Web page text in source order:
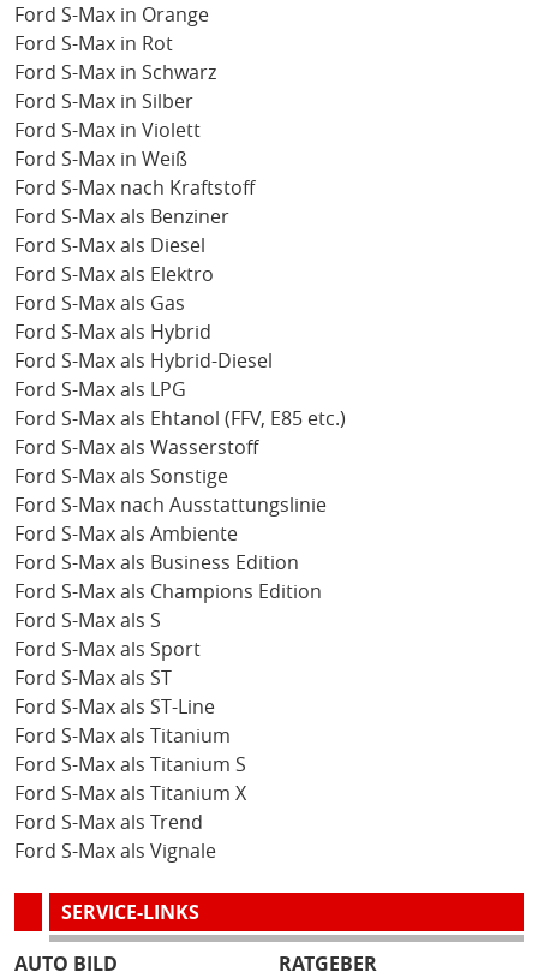
Ford S-Max in Orange
Ford S-Max in Rot
Ford S-Max in Schwarz
Ford S-Max in Silber
Ford S-Max in Violett
Ford S-Max in Weiß
Ford S-Max nach Kraftstoff
Ford S-Max als Benziner
Ford S-Max als Diesel
Ford S-Max als Elektro
Ford S-Max als Gas
Ford S-Max als Hybrid
Ford S-Max als Hybrid-Diesel
Ford S-Max als LPG
Ford S-Max als Ehtanol (FFV, E85 etc.)
Ford S-Max als Wasserstoff
Ford S-Max als Sonstige
Ford S-Max nach Ausstattungslinie
Ford S-Max als Ambiente
Ford S-Max als Business Edition
Ford S-Max als Champions Edition
Ford S-Max als S
Ford S-Max als Sport
Ford S-Max als ST
Ford S-Max als ST-Line
Ford S-Max als Titanium
Ford S-Max als Titanium S
Ford S-Max als Titanium X
Ford S-Max als Trend
Ford S-Max als Vignale
SERVICE-LINKS
AUTO BILD
RATGEBER